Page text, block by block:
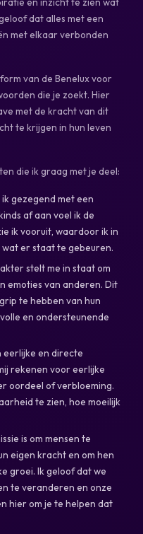
dat alles met een
met elkaar verbonden
van de Benelux voor
die je zoekt. Hier
met de kracht van dit
te krijgen in hun leven
die ik graag met je deel:
gezegend met een
af aan voel ik de
ik vooruit, waardoor ik in
er staat te gebeuren.
stelt me in staat om
emoties van anderen. Dit
te hebben van hun
en ondersteunende
eerlijke en directe
rekenen voor eerlijke
oordeel of verbloeming.
te zien, hoe moeilijk
is om mensen te
eigen kracht en om hen
groei. Ik geloof dat we
te veranderen en onze
hier om je te helpen dat